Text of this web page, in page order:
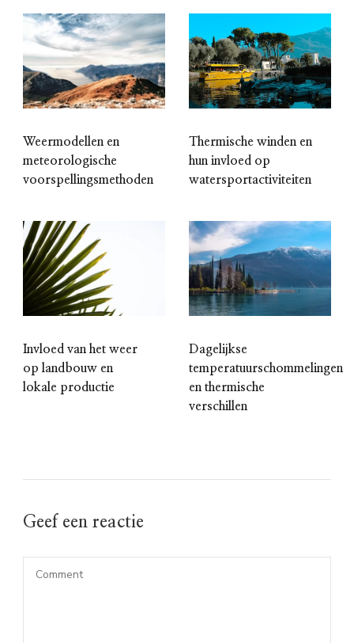
Weermodellen en
meteorologische
voorspellingsmethoden
Thermische winden en
hun invloed op
watersportactiviteiten
Invloed van het weer
op landbouw en
lokale productie
Dagelijkse
temperatuurschommelingen
en thermische
verschillen
Geef een reactie